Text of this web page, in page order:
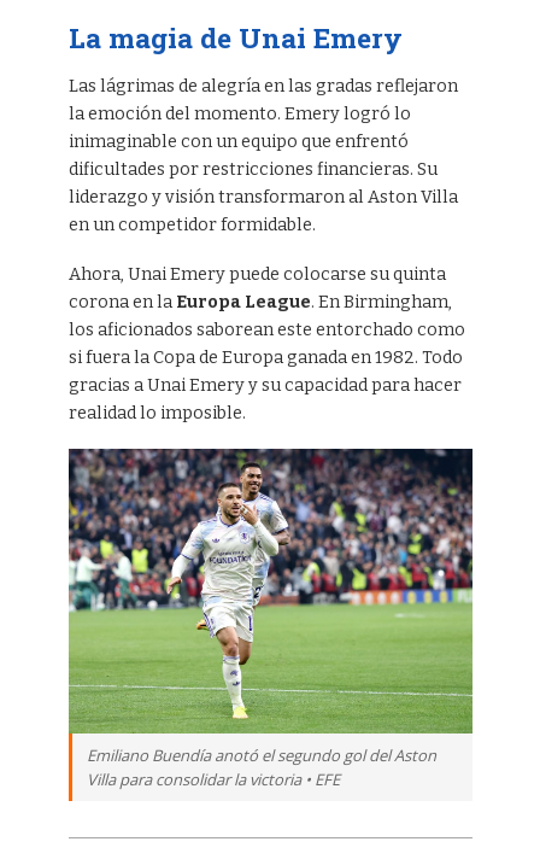
La magia de Unai Emery
Las lágrimas de alegría en las gradas reflejaron
la emoción del momento. Emery logró lo
inimaginable con un equipo que enfrentó
dificultades por restricciones financieras. Su
liderazgo y visión transformaron al Aston Villa
en un competidor formidable.
Ahora, Unai Emery puede colocarse su quinta
corona en la Europa League. En Birmingham,
los aficionados saborean este entorchado como
si fuera la Copa de Europa ganada en 1982. Todo
gracias a Unai Emery y su capacidad para hacer
realidad lo imposible.
Emiliano Buendía anotó el segundo gol del Aston
Villa para consolidar la victoria • EFE